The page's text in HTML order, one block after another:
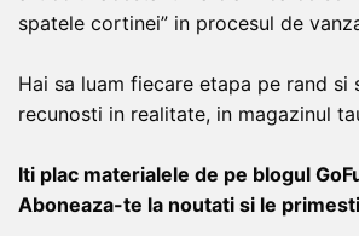
spatele cortinei” in procesul de
Hai sa luam fiecare etapa pe rand si
recunosti in realitate, in magazinul
Iti plac materialele de pe blogul
Aboneaza-te la noutati si le